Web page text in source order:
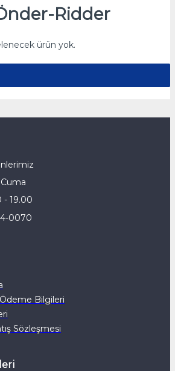
Ridder
ürün yok.
- 19.00
0070
Bilgileri
Sözleşmesi